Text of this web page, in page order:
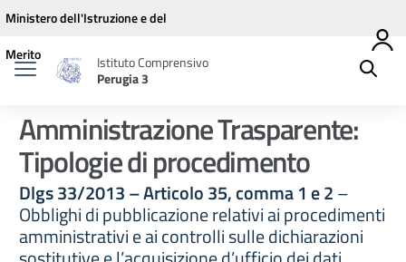
Vai ai contenuti
Vai al menu di navigazione
Vai al footer
Ministero dell'Istruzione e del
Merito
Istituto Comprensivo
Perugia 3
Amministrazione Trasparente:
Tipologie di procedimento
Dlgs 33/2013 – Articolo 35, comma 1 e 2–
Obblighi di pubblicazione relativi ai procedimenti
amministrativi e ai controlli sulle dichiarazioni